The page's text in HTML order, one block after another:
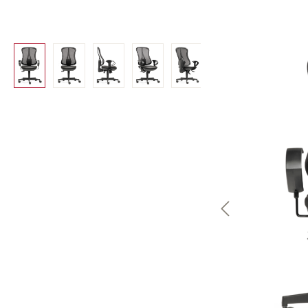
Bildergalerie überspringen